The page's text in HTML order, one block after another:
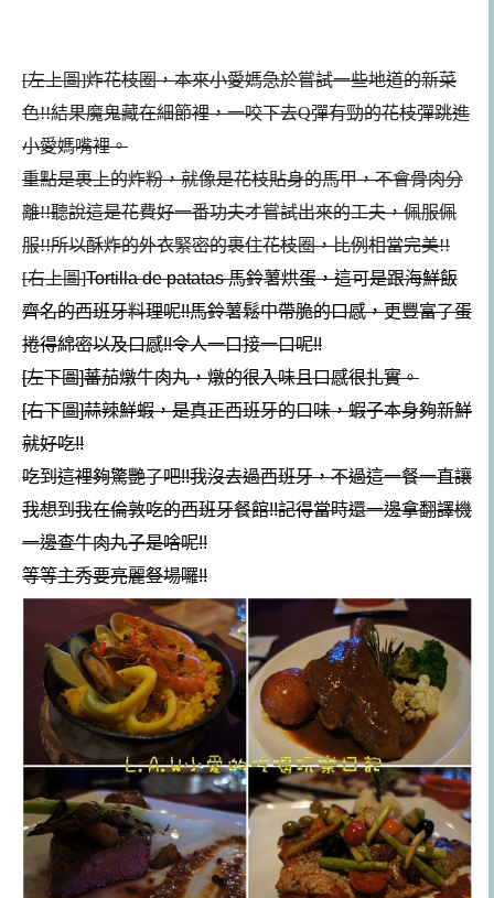
[左上圖]炸花枝圈，本來小愛媽急於嘗試一些地道的新菜
色!!結果魔鬼藏在細節裡，一咬下去Q彈有勁的花枝彈跳進
小愛媽嘴裡。
重點是裹上的炸粉，就像是花枝貼身的馬甲，不會骨肉分
離!!聽說這是花費好一番功夫才嘗試出來的工夫，佩服佩
服!!所以酥炸的外衣緊密的裹住花枝圈，比例相當完美!!
[右上圖]Tortilla de patatas 馬鈴薯烘蛋，這可是跟海鮮飯
齊名的西班牙料理呢!!馬鈴薯鬆中帶脆的口感，更豐富了蛋
捲得綿密以及口感!!令人一口接一口呢!!
[左下圖]蕃茄燉牛肉丸，燉的很入味且口感很扎實。
[右下圖]蒜辣鮮蝦，是真正西班牙的口味，蝦子本身夠新鮮
就好吃!!
吃到這裡夠驚艷了吧!!我沒去過西班牙，不過這一餐一直讓
我想到我在倫敦吃的西班牙餐館!!記得當時還一邊拿翻譯機
一邊查牛肉丸子是啥呢!!
等等主秀要亮麗豋場囉!!